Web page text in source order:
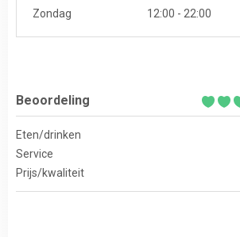
Zondag
12:00 - 22:00
Beoordeling
Eten/drinken
Service
Prijs/kwaliteit